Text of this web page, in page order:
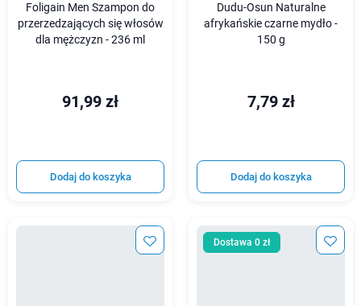
Foligain Men Szampon do
przerzedzających się włosów
dla mężczyzn - 236 ml
91,99 zł
Dodaj do koszyka
Dudu-Osun Naturalne
afrykańskie czarne mydło -
150 g
7,79 zł
Dodaj do koszyka
Dostawa 0 zł